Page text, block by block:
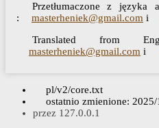
Przetłumaczone z języka
:
masterheniek@gmail.com i
Translated from
masterheniek@gmail.com i
pl/v2/core.txt
ostatnio zmienione: 2025/
przez 127.0.0.1